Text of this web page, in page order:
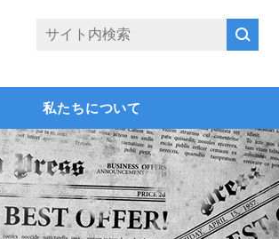
私たちについて